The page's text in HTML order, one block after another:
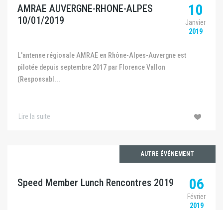
AMRAE AUVERGNE-RHONE-ALPES
10/01/2019
10
Janvier
2019
L'antenne régionale AMRAE en Rhône-Alpes-Auvergne est
pilotée depuis septembre 2017 par Florence Vallon
(Responsabl...
Lire la suite
AUTRE ÉVÉNEMENT
Speed Member Lunch Rencontres 2019 06
Février
2019